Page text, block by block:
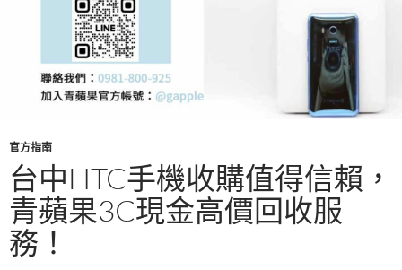
官方指南
台中HTC手機收購值得信賴，
青蘋果3C現金高價回收服
務！